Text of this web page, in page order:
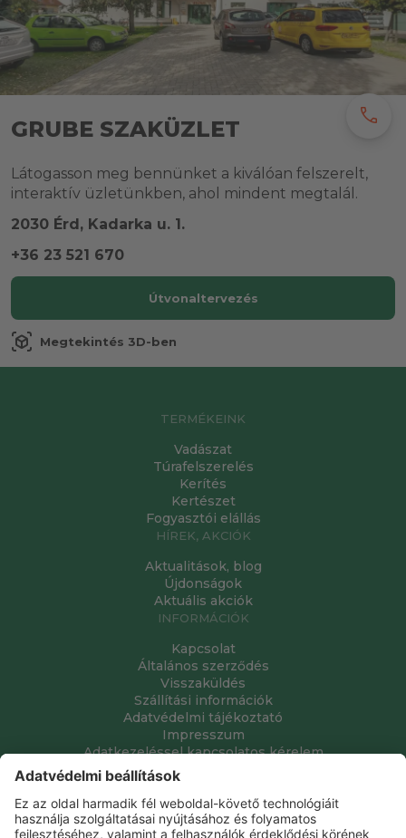
call
GRUBE SZAKÜZLET
Látogasson meg bennünket a kiválóan felszerelt,
interaktív üzletünkben, ahol mindent megtalál.
2030 Érd, Kadarka u. 1.
+36 23 521 670
Útvonaltervezés
view_in_ar Megtekintés 3D-ben
TERMÉKEINK
Vadászat
Túrafelszerelés
Kerítés
Kertészet
Fogyasztói elállás
HÍREK, AKCIÓK
Aktualitások, blog
Újdonságok
Aktuális akciók
INFORMÁCIÓK
Kapcsolat
Általános szerződés
Visszaküldés
Szállítási információk
Adatvédelmi tájékoztató
Impresszum
Adatkezeléssel kapcsolatos kérelem